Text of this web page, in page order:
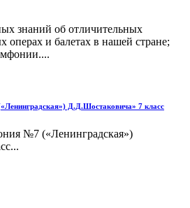
знаний об отличительных
операх и балетах в нашей стране;
Д.Д.Шостаковича» 7 класс
№7 («Ленинградская»)